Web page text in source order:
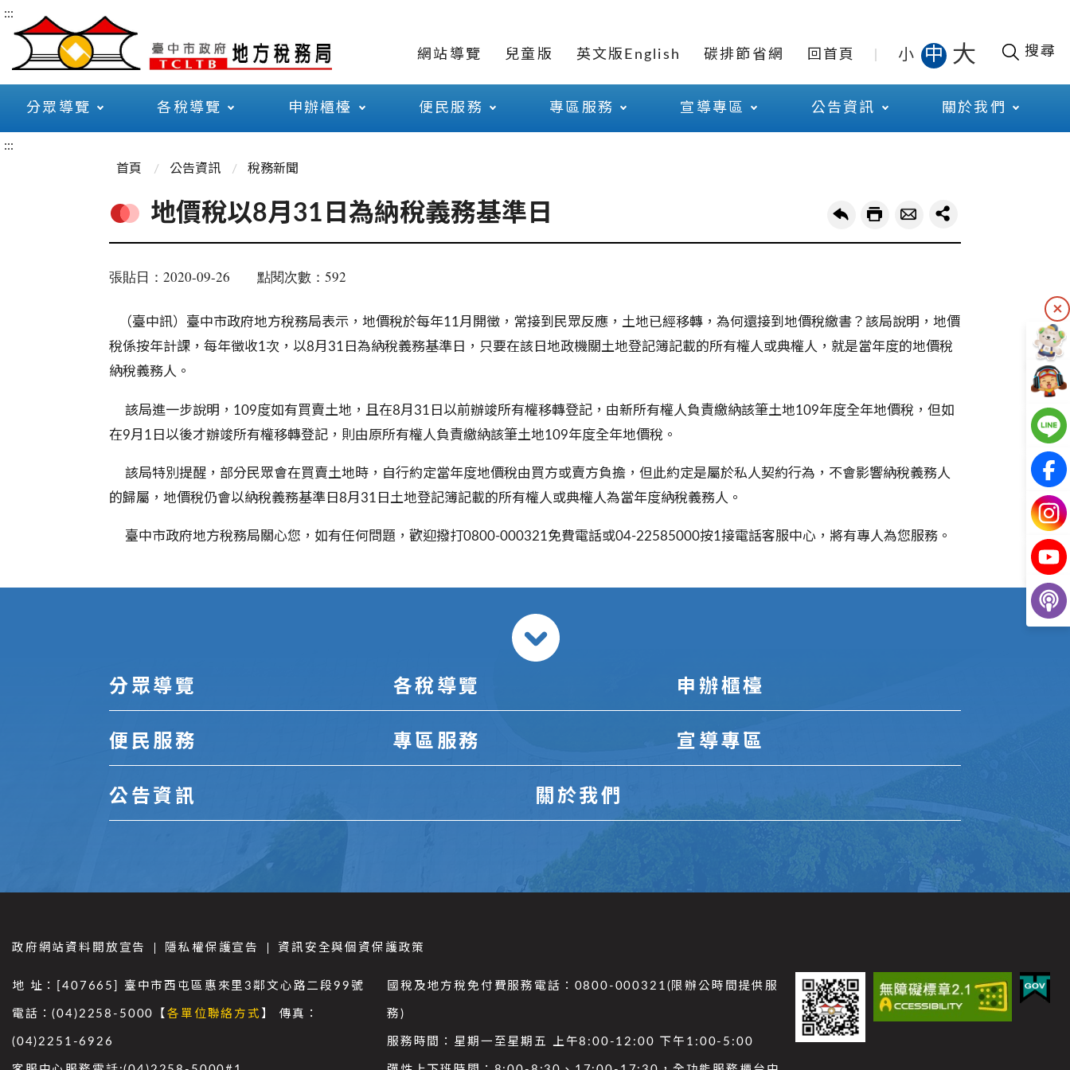
:::
網站導覽 兒童版 英文版English 碳排節省網 回首頁 小 中 大 搜尋
分眾導覽 各稅導覽 申辦櫃檯 便民服務 專區服務 宣導專區 公告資訊 關於我們
:::
首頁
公告資訊 稅務新聞
地價稅以8月31日為納稅義務基準日
張貼日：2020-09-26 點閱次數：592
（臺中訊）臺中市政府地方稅務局表示，地價稅於每年11月開徵，常接到民眾反應，土地已經移轉，為何還接到地價稅繳書？ 該局說明，地價
稅係按年計課，每年徵收1次，以8月 31 日為納稅義務基準日，只要在該日地政機關土地登記簿記載的所有權人或典權人，就是當年度的地價稅
納稅義務人 。
該局進一步說明，109度如有買賣土地，且在8月31日以前辦竣所有權移轉登記，由新所有權人負責繳納該筆土地109年度全年地價稅，但如
在9月1日以後才辦竣所有權移轉登記，則由原所有權人負責繳納該筆土地109年度全年地價稅。
該局特別提醒，部分民眾會在買賣土地時，自行約定當年度地價稅由買方或賣方負擔，但此約定是屬於私人契約行為，不會影響納稅義務人
的歸屬，地價稅仍會以納稅義務基準日8月31日土地登記簿記載的所有權人或典權人為當年度納稅義務人。
臺中市政府地方稅務局關心您，如有任何問題，歡迎撥打0800-000321免費電話或04-22585000按1接電話客服中心，將有專人為您服務。
分眾導覽 各稅導覽 申辦櫃檯
便民服務 專區服務 宣導專區
公告資訊 關於我們
政府網站資料開放宣告 隱私權保護宣告 資訊安全與個資保護政策
地 址：[407665] 臺中市西屯區惠來里3鄰文心路二段99號
電話：(04)2258-5000【各單位聯絡方式 】 傳真：
(04)2251-6926
國稅及地方稅免付費服務電話：0800-000321(限辦公時間提供服
務)
服務時間：星期一至星期五 上午8:00-12:00 下午1:00-5:00